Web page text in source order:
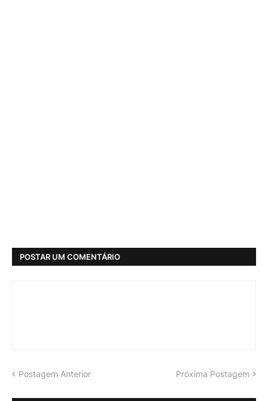
POSTAR UM COMENTÁRIO
Postagem Anterior Próxima Postagem